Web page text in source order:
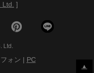
▲
]
Ltd.
ォン | PC